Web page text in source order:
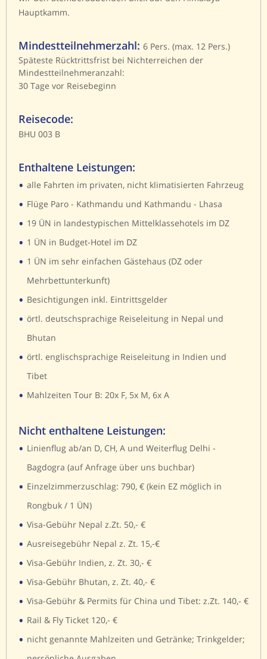
Hauptkamm.
Mindestteilnehmerzahl: 6 Pers. (max. 12 Pers.)
Späteste Rücktrittsfrist bei Nichterreichen der
Mindestteilnehmeranzahl:
30 Tage vor Reisebeginn
Reisecode:
BHU 003 B
Enthaltene Leistungen:
• alle Fahrten im privaten, nicht klimatisierten Fahrzeug
• Flüge Paro - Kathmandu und Kathmandu - Lhasa
• 19 ÜN in landestypischen Mittelklassehotels im DZ
• 1 ÜN in Budget-Hotel im DZ
• 1 ÜN im sehr einfachen Gästehaus (DZ oder
Mehrbettunterkunft)
• Besichtigungen inkl. Eintrittsgelder
• örtl. deutschsprachige Reiseleitung in Nepal und
Bhutan
• örtl. englischsprachige Reiseleitung in Indien und
Tibet
• Mahlzeiten Tour B: 20x F, 5x M, 6x A
Nicht enthaltene Leistungen:
• Linienflug ab/an D, CH, A und Weiterflug Delhi -
Bagdogra (auf Anfrage über uns buchbar)
• Einzelzimmerzuschlag: 790, € (kein EZ möglich in
Rongbuk / 1 ÜN)
• Visa-Gebühr Nepal z.Zt. 50,- €
• Ausreisegebühr Nepal z. Zt. 15,-€
• Visa-Gebühr Indien, z. Zt. 30,- €
• Visa-Gebühr Bhutan, z. Zt. 40,- €
• Visa-Gebühr & Permits für China und Tibet: z.Zt. 140,- €
• Rail & Fly Ticket 120,- €
• nicht genannte Mahlzeiten und Getränke; Trinkgelder;